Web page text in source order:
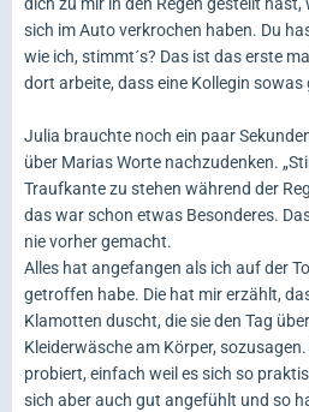
dich zu mir in den Regen gestellt
sich im Auto verkrochen haben. Du
wie ich, stimmt´s? Das ist das erste
dort arbeite, dass eine Kollegin sowas
Julia brauchte noch ein paar
über Marias Worte nachzudenken.
Traufkante zu stehen während der
das war schon etwas Besonderes.
nie vorher gemacht.
Alles hat angefangen als ich auf der
getroffen habe. Die hat mir erzählt,
Klamotten duscht, die sie den Tag
Kleiderwäsche am Körper,
probiert, einfach weil es sich so
sich aber auch gut angefühlt und so